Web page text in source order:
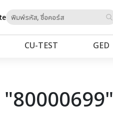
to
CU‑TEST GED